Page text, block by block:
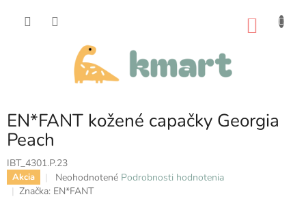
EN*FANT kožené capačky Georgia
Peach
IBT_4301.P.23
Akcia
Priemerné
hodnotenie
Neohodnotené Podrobnosti hodnotenia
Značka: EN*FANT